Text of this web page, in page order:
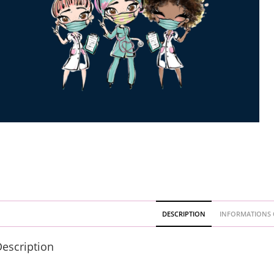
DESCRIPTION INFORMATIONS